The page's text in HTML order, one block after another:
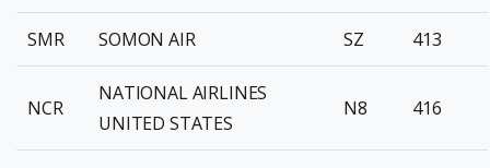
SMR SOMON AIR SZ 413
NCR
NATIONAL AIRLINES
UNITED STATES
N8 416